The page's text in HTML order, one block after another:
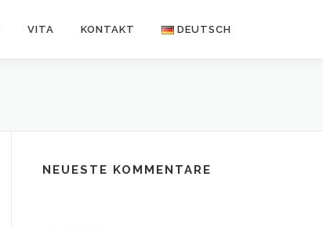
VITA KONTAKT DEUTSCH
NEUESTE KOMMENTARE